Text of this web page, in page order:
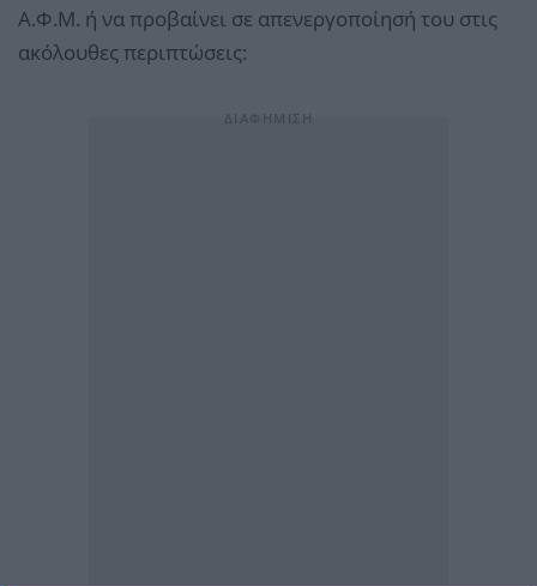
Α.Φ.Μ. ή να προβαίνει σε απενεργοποίησή του στις
ακόλουθες περιπτώσεις: